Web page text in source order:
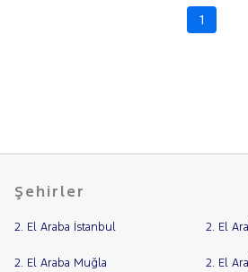
RENAULT
SEAT
1
Şehirler
2. El Araba İstanbul 2. El
2. El Araba Muğla 2. El